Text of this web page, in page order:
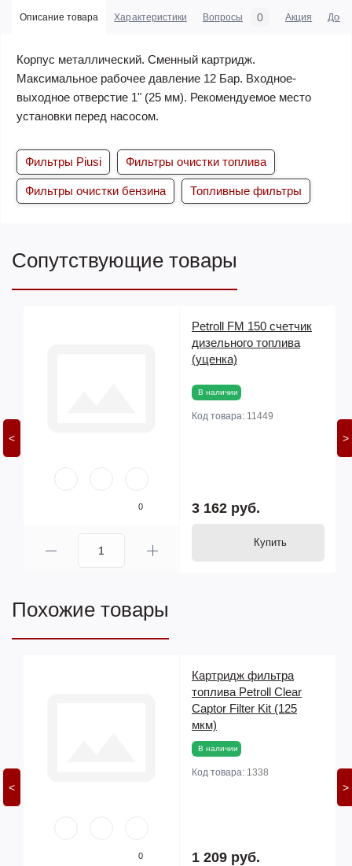
Описание товара Характеристики Вопросы 0 Акция
Корпус металлический. Сменный картридж.
Максимальное рабочее давление 12 Бар. Входное-
выходное отверстие 1" (25 мм). Рекомендуемое место
установки перед насосом.
Фильтры Piusi Фильтры очистки топлива
Фильтры очистки бензина Топливные фильтры
Сопутствующие товары
<
0
Petroll FM 150 счетчик
дизельного топлива
(уценка)
В наличии
Код товара: 11449
3 162 руб.
Купить
>
Похожие товары
<
0
Картридж фильтра
топлива Petroll Clear
Captor Filter Kit (125
мкм)
В наличии
Код товара: 1338
1 209 руб.
>